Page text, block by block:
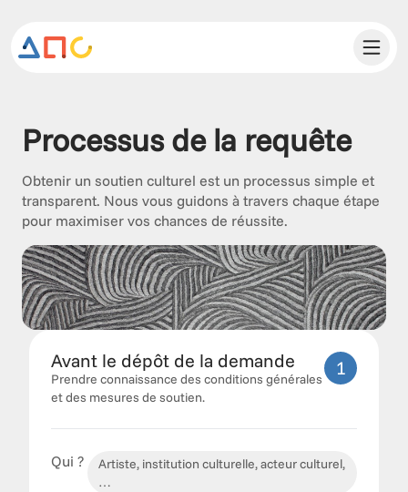
Processus de la requête
Obtenir un soutien culturel est un processus simple et
transparent. Nous vous guidons à travers chaque étape
pour maximiser vos chances de réussite.
Avant le dépôt de la demande
Prendre connaissance des conditions générales
et des mesures de soutien.
1
Qui ?
Artiste, institution culturelle, acteur culturel,
…